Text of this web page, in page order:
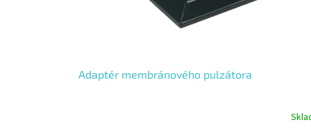
Adaptér membránového pulzátora